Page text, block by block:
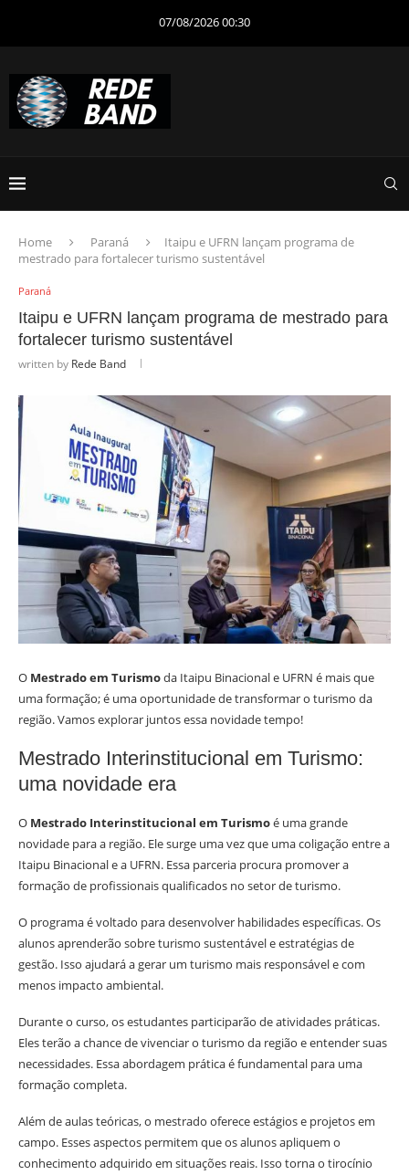
07/08/2026 00:30
Home Paraná
Itaipu e UFRN lançam programa de
mestrado para fortalecer turismo sustentável
Paraná
Itaipu e UFRN lançam programa de mestrado para
fortalecer turismo sustentável
written by Rede Band
O Mestrado em Turismoda Itaipu Binacional e UFRN é mais que
uma formação; é uma oportunidade de transformar o turismo da
região. Vamos explorar juntos essa novidade tempo!
Mestrado Interinstitucional em Turismo:
uma novidade era
O Mestrado Interinstitucional em Turismoé uma grande
novidade para a região. Ele surge uma vez que uma coligação entre a
Itaipu Binacional e a UFRN. Essa parceria procura promover a
formação de profissionais qualificados no setor de turismo.
O programa é voltado para desenvolver habilidades específicas. Os
alunos aprenderão sobre turismo sustentável e estratégias de
gestão. Isso ajudará a gerar um turismo mais responsável e com
menos impacto ambiental.
Durante o curso, os estudantes participarão de atividades práticas.
Eles terão a chance de vivenciar o turismo da região e entender suas
necessidades. Essa abordagem prática é fundamental para uma
formação completa.
Além de aulas teóricas, o mestrado oferece estágios e projetos em
campo. Esses aspectos permitem que os alunos apliquem o
conhecimento adquirido em situações reais. Isso torna o tirocínio